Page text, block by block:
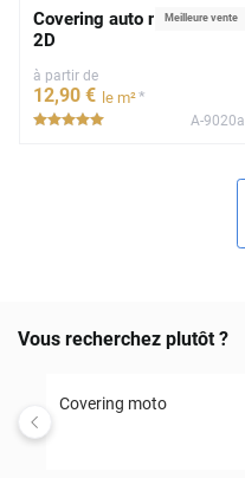
Meilleure vente
Covering auto noir brillant
2D
à partir de
12,90 € le m²*
A-9020a
Vous recherchez plutôt ?
Covering moto